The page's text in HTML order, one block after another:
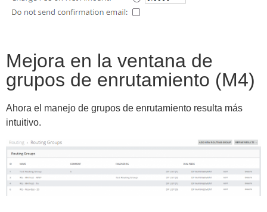
Mejora en la ventana de
grupos de enrutamiento (M4)
Ahora el manejo de grupos de enrutamiento resulta más
intuitivo.